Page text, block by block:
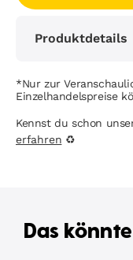
Produktdetails
*Nur zur
Einzelhandelspreise
Kennst du schon
erfahren ♻
Das